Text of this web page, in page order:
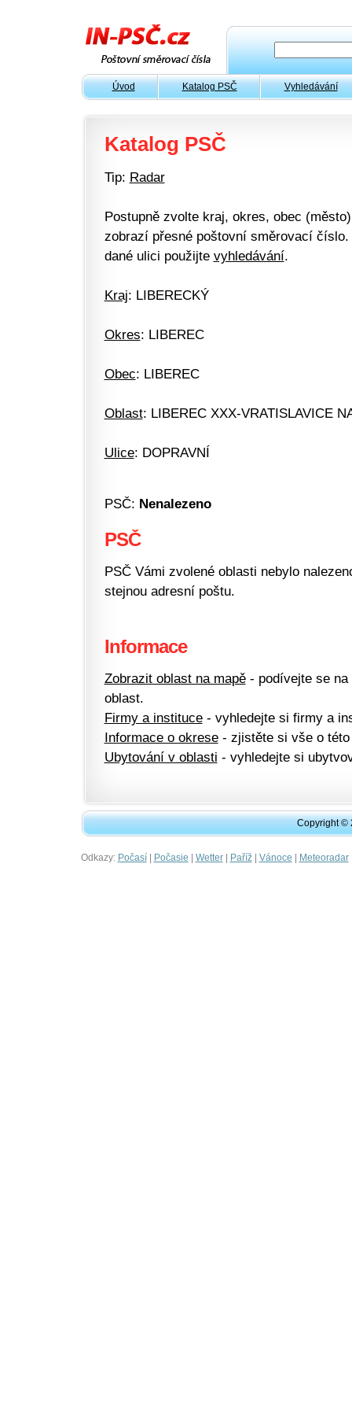
Úvod Katalog PSČ Vyhledávání
Katalog PSČ
Tip: Radar
Postupně zvolte kraj, okres, obec
zobrazí přesné poštovní směrovací
dané ulici použijte vyhledávání.
Kraj: LIBERECKÝ
Okres: LIBEREC
Obec: LIBEREC
Oblast: LIBEREC XXX-VRATISLAVICE
Ulice: DOPRAVNÍ
PSČ: Nenalezeno
PSČ
PSČ Vámi zvolené oblasti nebylo
stejnou adresní poštu.
Informace
Zobrazit oblast na mapě- podívejte se na
oblast.
Firmy a instituce- vyhledejte si firmy a
Informace o okrese- zjistěte si vše o této
Ubytování v oblasti - vyhledejte si
Copyright ©
Odkazy: Počasí| Počasie | Wetter| Paříž| Vánoce | Meteoradar